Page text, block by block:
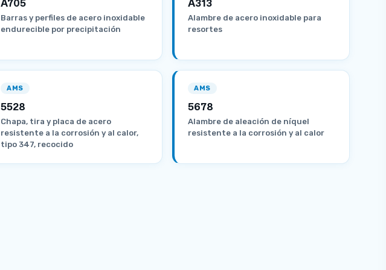
Barras y perfiles de acero inoxidable
endurecible por precipitación
Alambre de acero inoxidable para
resortes
AMS
5528
Chapa, tira y placa de acero
resistente a la corrosión y al calor,
tipo 347, recocido
AMS
5678
Alambre de aleación de níquel
resistente a la corrosión y al calor